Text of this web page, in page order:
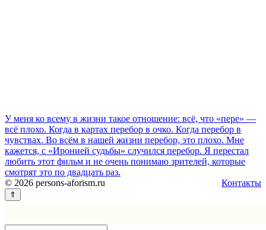
У меня ко всему в жизни такое отношение: всё, что «пере» —
всё плохо. Когда в картах перебор в очко. Когда перебор в
чувствах. Во всём в нашей жизни перебор, это плохо. Мне
кажется, с «Иронией судьбы» случился перебор. Я перестал
любить этот фильм и не очень понимаю зрителей, которые
смотрят это по двадцать раз.
© 2026 persons-aforism.ru
Контакты